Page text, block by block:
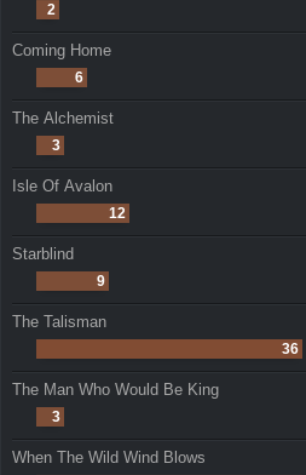
2
Coming Home
6
The Alchemist
3
Isle Of Avalon
12
Starblind
9
The Talisman
36
The Man Who Would Be King
3
When The Wild Wind Blows